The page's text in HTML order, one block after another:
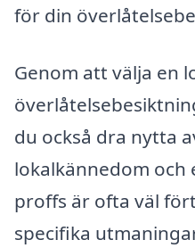
för din
Genom att välja en
du också dra nytta
lokalkännedom och
proffs är ofta väl
specifika